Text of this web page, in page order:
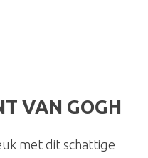
VAN GOGH
met dit schattige